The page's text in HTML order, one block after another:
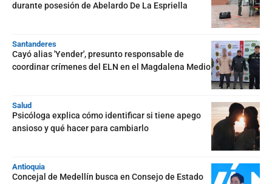
durante posesión de Abelardo De La Espriella
Santanderes
Cayó alias 'Yender', presunto responsable de
coordinar crímenes del ELN en el Magdalena Medio
Salud
Psicóloga explica cómo identificar si tiene apego
ansioso y qué hacer para cambiarlo
Antioquia
Concejal de Medellín busca en Consejo de Estado